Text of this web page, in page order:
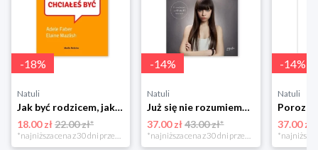
-18%
Natuli
Jak być rodzicem, jakim zawsze chciałeś być Media rodzina
18.00 zł22.00 zł*
*najniższa cena z 30 dni przed obniżką
-14%
Natuli
Już się nie rozumiemy! Jak przeżyć czas trzaskających drzwi Esprit
37.00 zł 43.00 zł*
*najniższa cena z 30 dni przed obniżką
-14%
Natuli
37.00 zł